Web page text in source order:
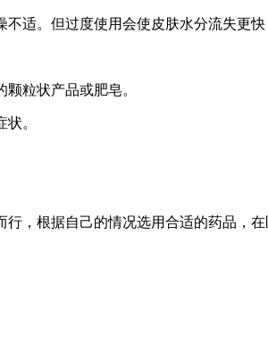
适。但过度使用会使皮肤水分流失更快
粒状产品或肥皂。
。
，根据自己的情况选用合适的药品，在